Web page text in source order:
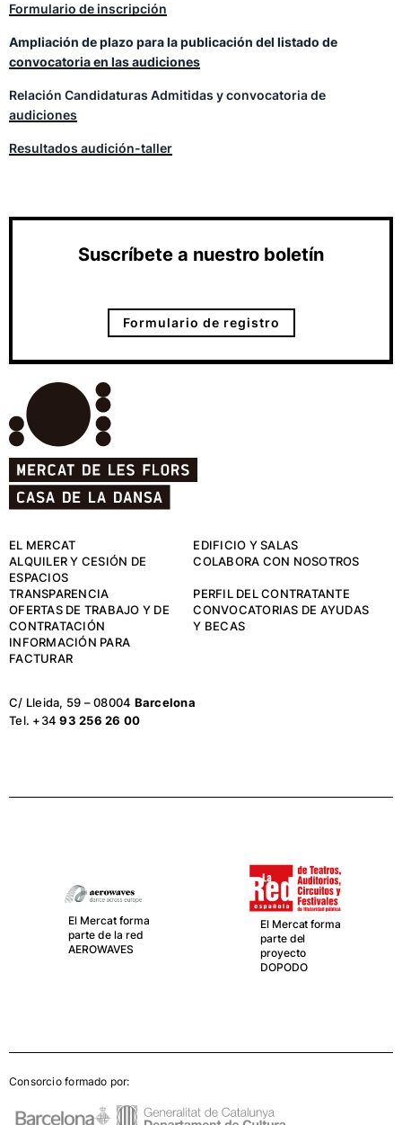
Formulario de inscripción
Ampliación de plazo para la publicación del listado de
convocatoria en las audiciones
Relación Candidaturas Admitidas y convocatoria de
audiciones
Resultados audición-taller
Suscríbete a nuestro boletín
Formulario de registro
EL MERCAT
EDIFICIO Y SALAS
ALQUILER Y CESIÓN DE
ESPACIOS
COLABORA CON NOSOTROS
TRANSPARENCIA
PERFIL DEL CONTRATANTE
OFERTAS DE TRABAJO Y DE
CONTRATACIÓN
CONVOCATORIAS DE AYUDAS
Y BECAS
INFORMACIÓN PARA
FACTURAR
C/ Lleida, 59 – 08004 Barcelona
Tel. +3493 256 26 00
El Mercat forma
parte de la red
AEROWAVES
El Mercat forma
parte del
proyecto
DOPODO
Consorcio formado por: